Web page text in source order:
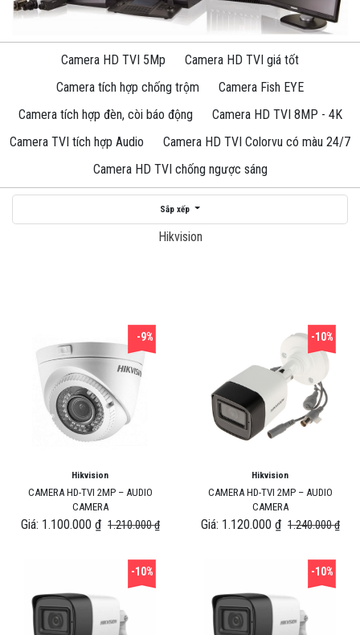
Camera HD TVI 5Mp
Camera HD TVI giá tốt
Camera tích hợp chống trộm
Camera Fish EYE
Camera tích hợp đèn, còi báo động
Camera HD TVI 8MP - 4K
Camera TVI tích hợp Audio
Camera HD TVI Colorvu có màu 24/7
Camera HD TVI chống ngược sáng
Sắp xếp
Hikvision
-9%
Hikvision
CAMERA HD-TVI 2MP – AUDIO
CAMERA
Giá: 1.100.000 ₫ 1.210.000 ₫
-10%
Hikvision
CAMERA HD-TVI 2MP – AUDIO
CAMERA
Giá: 1.120.000 ₫ 1.240.000 ₫
-10% -10%